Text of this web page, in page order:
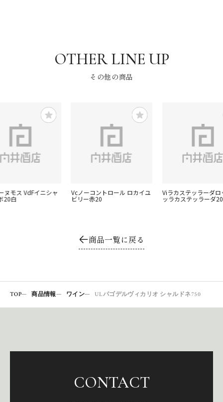
その他の商品
ヌモス VdFイニシャ
20白
Vcノーコントロール ロカイユ
ビリー赤20
Viラカステッラーダロ
ッラカステッラーダ
商品一覧に戻る
TOP 商品情報 ワイン ULパゴデルヴィカリオ シャルドネ750
CONTACT